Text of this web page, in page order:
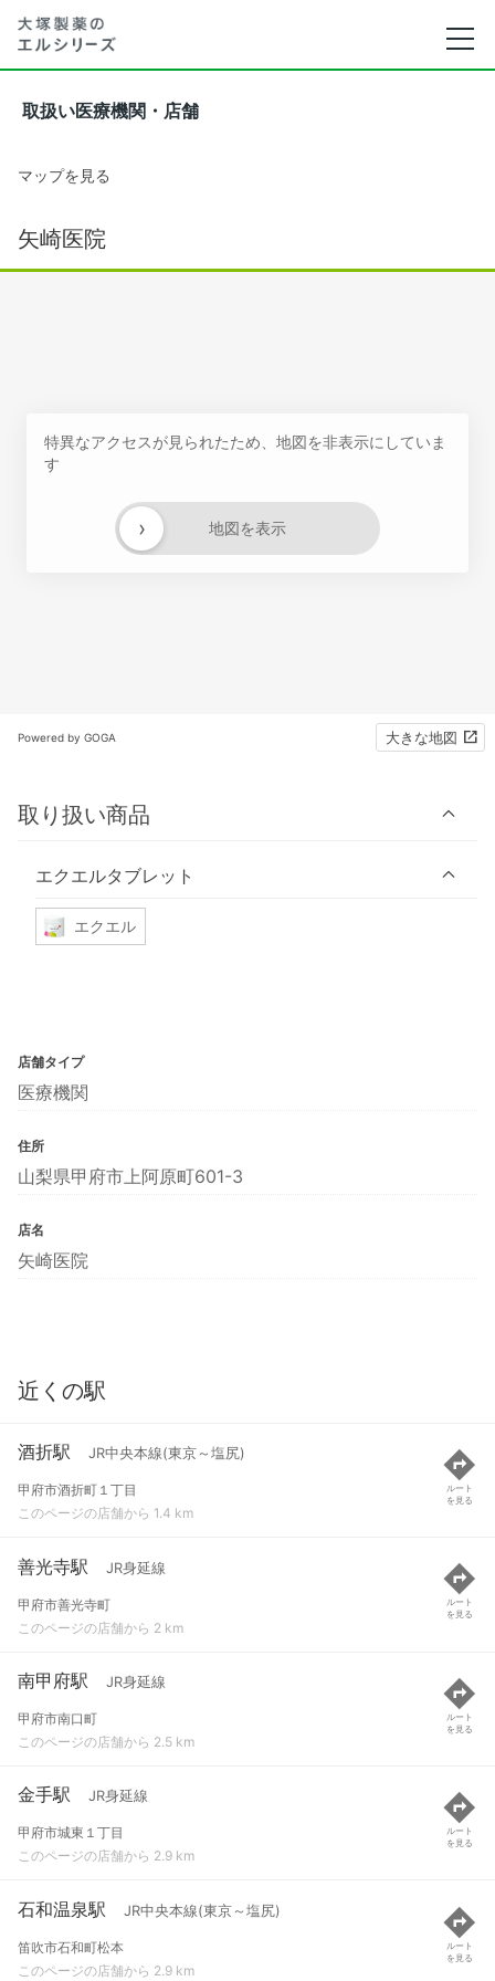
取扱い医療機関・店舗
マップを見る
矢崎医院
特異なアクセスが見られたため、地図を非表示にしていま
す
地図を表示
›
Powered by GOGA 大きな地図
取り扱い商品
エクエルタブレット
エクエル
店舗タイプ
医療機関
住所
山梨県甲府市上阿原町601-3
店名
矢崎医院
近くの駅
酒折駅 JR中央本線(東京～塩尻)
甲府市酒折町１丁目
このページの店舗から 1.4 km
ルート
を見る
善光寺駅 JR身延線
甲府市善光寺町
このページの店舗から 2 km
ルート
を見る
南甲府駅 JR身延線
甲府市南口町
このページの店舗から 2.5 km
ルート
を見る
金手駅 JR身延線
甲府市城東１丁目
このページの店舗から 2.9 km
ルート
を見る
石和温泉駅 JR中央本線(東京～塩尻)
笛吹市石和町松本
このページの店舗から 2.9 km
ルート
を見る